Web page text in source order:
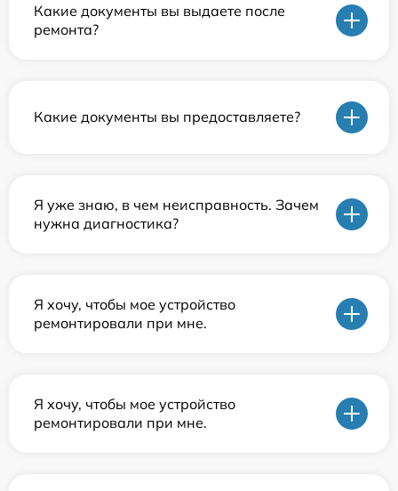
Какие документы вы выдаете после
ремонта?
Какие документы вы предоставляете?
Я уже знаю, в чем неисправность. Зачем
нужна диагностика?
Я хочу, чтобы мое устройство
ремонтировали при мне.
Я хочу, чтобы мое устройство
ремонтировали при мне.